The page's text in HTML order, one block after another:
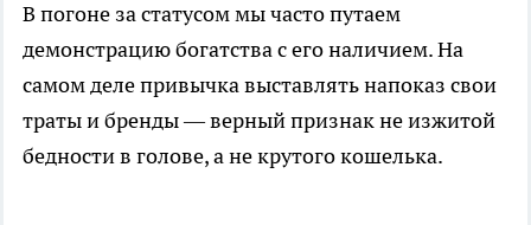
В погоне за статусом мы часто путаем
демонстрацию богатства с его наличием. На
самом деле привычка выставлять напоказ свои
траты и бренды — верный признак не изжитой
бедности в голове, а не крутого кошелька.